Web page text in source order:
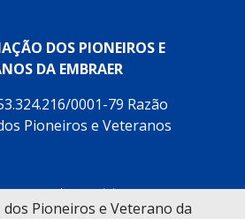
dos Pioneiros e Veterano da
DOS PIONEIROS E
DA EMBRAER
0001-79 Razão
Pioneiros e Veteranos
redes sociais: